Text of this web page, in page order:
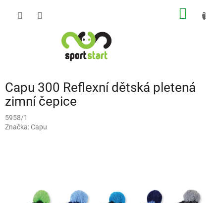
Capu 300 Reflexní dětská pletená
zimní čepice
5958/1
Značka:Capu